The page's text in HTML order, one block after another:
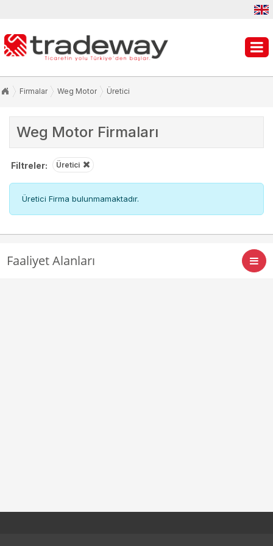
Firmalar Weg Motor Üretici
Weg Motor Firmaları
Filtreler: Üretici
Üretici Firma bulunmamaktadır.
Faaliyet Alanları